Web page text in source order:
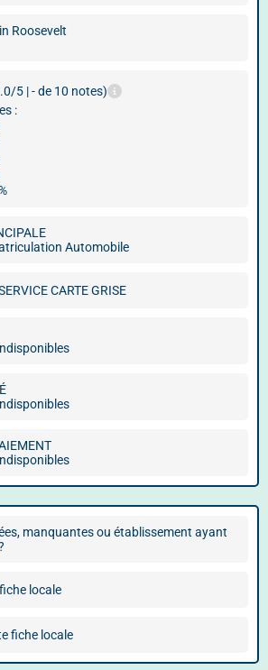
Roosevelt
5 | - de 10 notes)
:
Automobile
CARTE GRISE
manquantes ou établissement ayant
locale
fiche locale